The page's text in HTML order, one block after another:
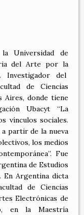
Universidad de
del Arte por la
Investigador del
de Ciencias
Aires, donde tiene
Ubacyt “La
vínculos sociales.
partir de la nueva
los medios
Fue
de Estudios
En Argentina dicta
de Ciencias
Electrónicas de
en la Maestría